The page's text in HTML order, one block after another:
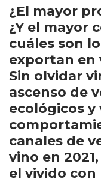
¿El mayor
¿Y el mayor
cuáles son
exportan en
Sin olvidar
ascenso de
ecológicos y
canales de
vino en
el vivido con